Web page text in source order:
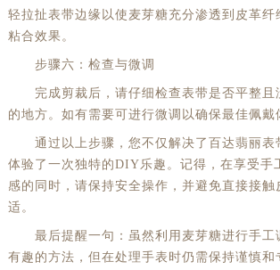
轻拉扯表带边缘以使麦芽糖充分渗透到皮革纤
粘合效果。
步骤六：检查与微调
完成剪裁后，请仔细检查表带是否平整且
的地方。如有需要可进行微调以确保最佳佩戴
通过以上步骤，您不仅解决了百达翡丽表
体验了一次独特的DIY乐趣。记得，在享受手
感的同时，请保持安全操作，并避免直接接触
适。
最后提醒一句：虽然利用麦芽糖进行手工
有趣的方法，但在处理手表时仍需保持谨慎和